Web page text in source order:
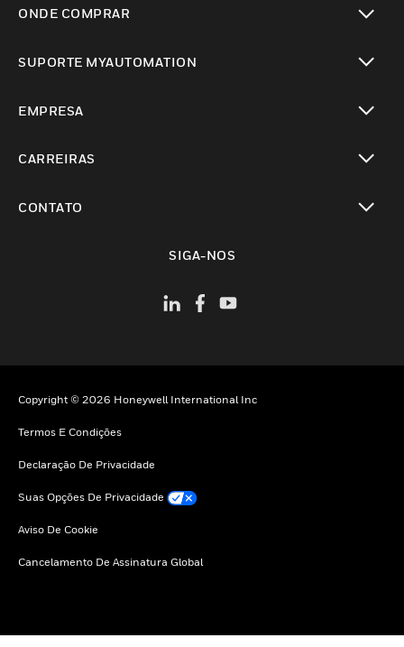
ONDE COMPRAR
SUPORTE MYAUTOMATION
EMPRESA
CARREIRAS
CONTATO
SIGA-NOS
Copyright © 2026 Honeywell International Inc
Termos E Condições
Declaração De Privacidade
Suas Opções De Privacidade
Aviso De Cookie
Cancelamento De Assinatura Global